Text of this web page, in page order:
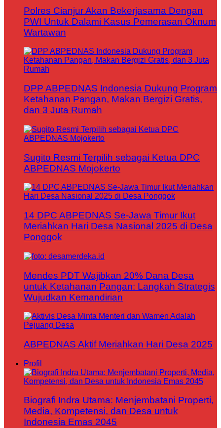
Polres Cianjur Akan Bekerjasama Dengan
PWI Untuk Dalami Kasus Pemerasan Oknum
Wartawan
DPP ABPEDNAS Indonesia Dukung Program
Ketahanan Pangan, Makan Bergizi Gratis,
dan 3 Juta Rumah
Sugito Resmi Terpilih sebagai Ketua DPC
ABPEDNAS Mojokerto
14 DPC ABPEDNAS Se-Jawa Timur Ikut
Meriahkan Hari Desa Nasional 2025 di Desa
Ponggok
Mendes PDT Wajibkan 20% Dana Desa
untuk Ketahanan Pangan: Langkah Strategis
Wujudkan Kemandirian
ABPEDNAS Aktif Meriahkan Hari Desa 2025
Profil
Biografi Indra Utama: Menjembatani Properti,
Media, Kompetensi, dan Desa untuk
Indonesia Emas 2045